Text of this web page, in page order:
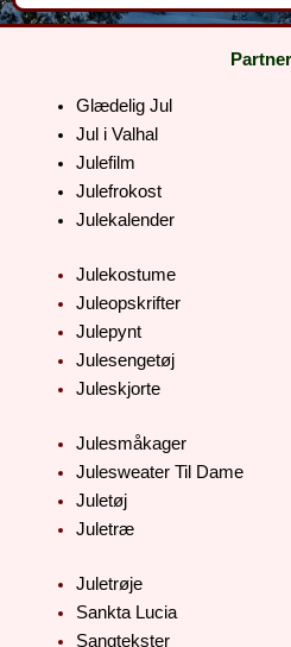
Glædelig Jul
Jul i Valhal
Julefilm
Julefrokost
Julekalender
Julekostume
Juleopskrifter
Julepynt
Julesengetøj
Juleskjorte
Julesmåkager
Julesweater Til Dame
Juletøj
Juletræ
Juletrøje
Sankta Lucia
Sangtekster